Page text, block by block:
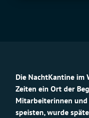
Die NachtKantine
Zeiten ein Ort der
Mitarbeiterinnen
speisten, wurde